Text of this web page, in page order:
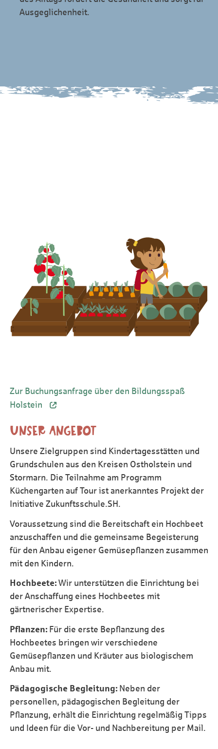
Ausgeglichenheit.
Zur Buchungsanfrage über den Bildungsspaß
Holstein
UNSER ANGEBOT
Unsere Zielgruppen sind Kindertagesstätten und
Grundschulen aus den Kreisen Ostholstein und
Stormarn. Die Teilnahme am Programm
Küchengarten auf Tour ist anerkanntes Projekt der
Initiative Zukunftsschule.SH.
Voraussetzung sind die Bereitschaft ein Hochbeet
anzuschaffen und die gemeinsame Begeisterung
für den Anbau eigener Gemüsepflanzen zusammen
mit den Kindern.
Hochbeete: Wir unterstützen die Einrichtung bei
der Anschaffung eines Hochbeetes mit
gärtnerischer Expertise.
Pflanzen: Für die erste Bepflanzung des
Hochbeetes bringen wir verschiedene
Gemüsepflanzen und Kräuter aus biologischem
Anbau mit.
Pädagogische Begleitung: Neben der
personellen, pädagogischen Begleitung der
Pflanzung, erhält die Einrichtung regelmäßig Tipps
und Ideen für die Vor- und Nachbereitung per Mail.